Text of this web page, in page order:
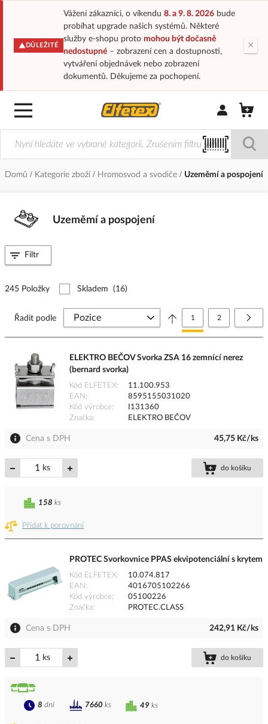
DŮLEŽITÉ
Vážení zákazníci, o víkendu 8. a 9. 8. 2026bude
probíhat upgrade našich systémů. Některé
služby e-shopu proto mohou být dočasně
nedostupné– zobrazení cen a dostupnosti,
vytváření objednávek nebo zobrazení
dokumentů. Děkujeme za pochopení.
×
Přihlásit/
Domů Kategorie zboží Hromosvod a svodiče Uzeměmí a pospojení
Uzeměmí a pospojení
245 Položky Skladem (16)
Stránka
Právě si prohlížíte
1 Stránka
2
Řadit podle
ELEKTRO BEČOV Svorka ZSA 16 zemnící nerez
(bernard svorka)
Kód ELFETEX
11.100.953
EAN
8595155031020
Kód výrobce
I131360
Značka
ELEKTRO BEČOV
Cena s DPH 45,75 Kč/ks
ks do košíku
Přidat k porovnání
158 ks
PROTEC Svorkovnice PPAS ekvipotenciální s krytem
Kód ELFETEX
10.074.817
EAN
4016705102266
Kód výrobce
05100226
Značka
PROTEC.CLASS
Cena s DPH 242,91 Kč/ks
ks do košíku
49 ks
8 dní 7660 ks
Filtr